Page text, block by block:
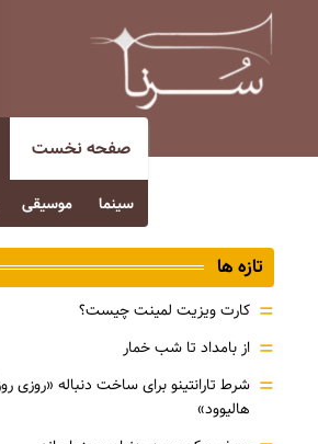
صفحه نخست
سینما موسیقی
تازه ها
= کارت ویزیت لمینت چیست؟
= از بامداد تا شب خمار
= شرط تارانتینو برای ساخت دنباله «روزی
هالیوود»